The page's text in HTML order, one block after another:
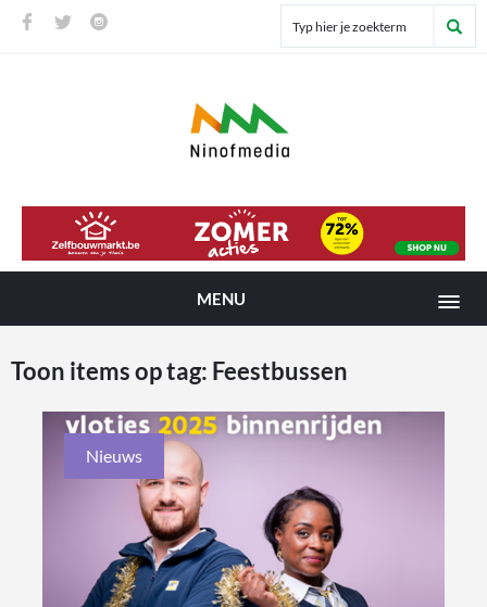
MENU
Toon items op tag: Feestbussen
Nieuws